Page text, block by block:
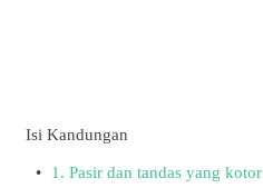
Isi Kandungan
1. Pasir dan tandas yang kotor